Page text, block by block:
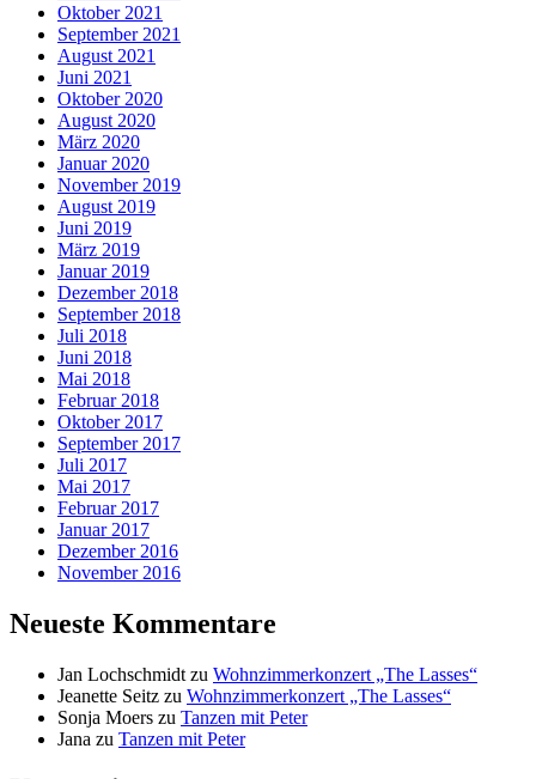
Oktober 2021
September 2021
August 2021
Juni 2021
Oktober 2020
August 2020
März 2020
Januar 2020
November 2019
August 2019
Juni 2019
März 2019
Januar 2019
Dezember 2018
September 2018
Juli 2018
Juni 2018
Mai 2018
Februar 2018
Oktober 2017
September 2017
Juli 2017
Mai 2017
Februar 2017
Januar 2017
Dezember 2016
November 2016
Neueste Kommentare
Jan Lochschmidt zu Wohnzimmerkonzert „The Lasses“
Jeanette Seitz zu Wohnzimmerkonzert „The Lasses“
Sonja Moers zu Tanzen mit Peter
Jana zu Tanzen mit Peter